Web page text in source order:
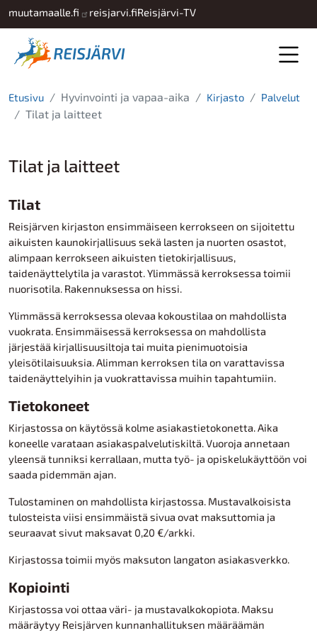
Hyppää pääsisältöön
muutamaalle.fi reisjarvi.fiReisjärvi-TV
Etusivu Hyvinvointi ja vapaa-aika Kirjasto Palvelut
Tilat ja laitteet
Tilat ja laitteet
Tilat
Reisjärven kirjaston ensimmäiseen kerrokseen on sijoitettu
aikuisten kaunokirjallisuus sekä lasten ja nuorten osastot,
alimpaan kerrokseen aikuisten tietokirjallisuus,
taidenäyttelytila ja varastot. Ylimmässä kerroksessa toimii
nuorisotila. Rakennuksessa on hissi.
Ylimmässä kerroksessa olevaa kokoustilaa on mahdollista
vuokrata. Ensimmäisessä kerroksessa on mahdollista
järjestää kirjallisuusiltoja tai muita pienimuotoisia
yleisötilaisuuksia. Alimman kerroksen tila on varattavissa
taidenäyttelyihin ja vuokrattavissa muihin tapahtumiin.
Tietokoneet
Kirjastossa on käytössä kolme asiakastietokonetta. Aika
koneelle varataan asiakaspalvelutiskiltä. Vuoroja annetaan
yleensä tunniksi kerrallaan, mutta työ- ja opiskelukäyttöön voi
saada pidemmän ajan.
Tulostaminen on mahdollista kirjastossa. Mustavalkoisista
tulosteista viisi ensimmäistä sivua ovat maksuttomia ja
seuraavat sivut maksavat 0,20 €/arkki.
Kirjastossa toimii myös maksuton langaton asiakasverkko.
Kopiointi
Kirjastossa voi ottaa väri- ja mustavalkokopiota. Maksu
määräytyy Reisjärven kunnanhallituksen määräämän